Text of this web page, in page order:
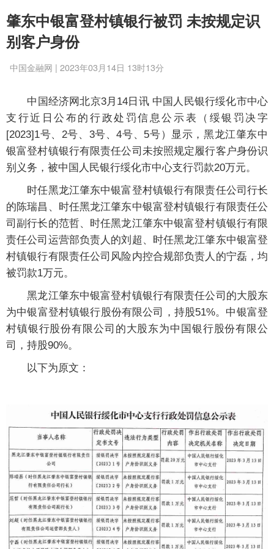
肇东中银富登村镇银行被罚 未按规定识
别客户身份
中国金融网 | 2023年03月14日 13时13分
中国经济网北京3月14日讯 中国人民银行绥化市中心
支行近日公布的行政处罚信息公示表（绥银罚决字
[2023]1号、2号、3号、4号、5号）显示，黑龙江肇东中
银富登村镇银行有限责任公司未按照规定履行客户身份识
别义务，被中国人民银行绥化市中心支行罚款20万元。
时任黑龙江肇东中银富登村镇银行有限责任公司行长
的陈瑞昌、时任黑龙江肇东中银富登村镇银行有限责任公
司副行长的范哲、时任黑龙江肇东中银富登村镇银行有限
责任公司运营部负责人的刘超、时任黑龙江肇东中银富登
村镇银行有限责任公司风险内控合规部负责人的宁磊，均
被罚款1万元。
黑龙江肇东中银富登村镇银行有限责任公司的大股东
为中银富登村镇银行股份有限公司，持股51%。中银富登
村镇银行股份有限公司的大股东为中国银行股份有限公
司，持股90%。
以下为原文：